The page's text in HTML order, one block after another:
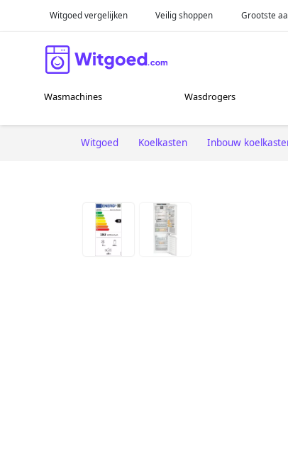
Witgoed vergelijken Veilig shoppen Grootste
Wasmachines Wasdrogers
Witgoed Koelkasten Inbouw